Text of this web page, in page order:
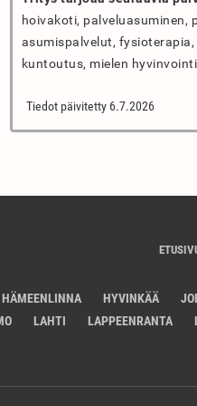
hoivakoti, palveluasuminen,
asumispalvelut,
kuntoutus, mielen
Tiedot päivitetty 6.7.2026
HÄMEENLINNA HYVINKÄÄ
LAHTI LAPPEENRANTA